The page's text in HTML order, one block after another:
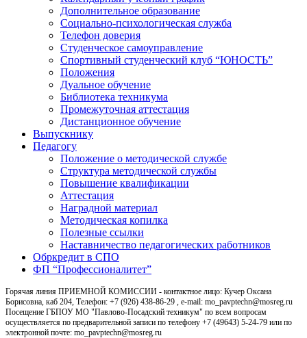
Дополнительное образование
Социально-психологическая служба
Телефон доверия
Студенческое самоуправление
Спортивный студенческий клуб “ЮНОСТЬ”
Положения
Дуальное обучение
Библиотека техникума
Промежуточная аттестация
Дистанционное обучение
Выпускнику
Педагогу
Положение о методической службе
Структура методической службы
Повышение квалификации
Аттестация
Наградной материал
Методическая копилка
Полезные ссылки
Наставничество педагогических работников
Обркредит в СПО
ФП “Профессионалитет”
Горячая линия ПРИЕМНОЙ КОМИССИИ - контактное лицо: Кучер Оксана
Борисовна, каб 204, Телефон: +7 (926) 438-86-29 , e-mail: mo_pavptechn@mosreg.ru
Посещение ГБПОУ МО "Павлово-Посадский техникум" по всем вопросам
осуществляется по предварительной записи по телефону +7 (49643) 5-24-79 или по
электронной почте: mo_pavptechn@mosreg.ru